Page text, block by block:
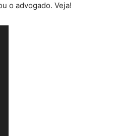
o advogado. Veja!